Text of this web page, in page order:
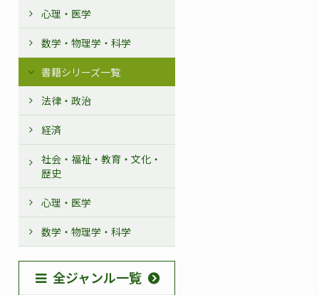
心理・医学
数学・物理学・科学
書籍シリーズ一覧
法律・政治
経済
社会・福祉・教育・文化・
歴史
心理・医学
数学・物理学・科学
全ジャンル一覧